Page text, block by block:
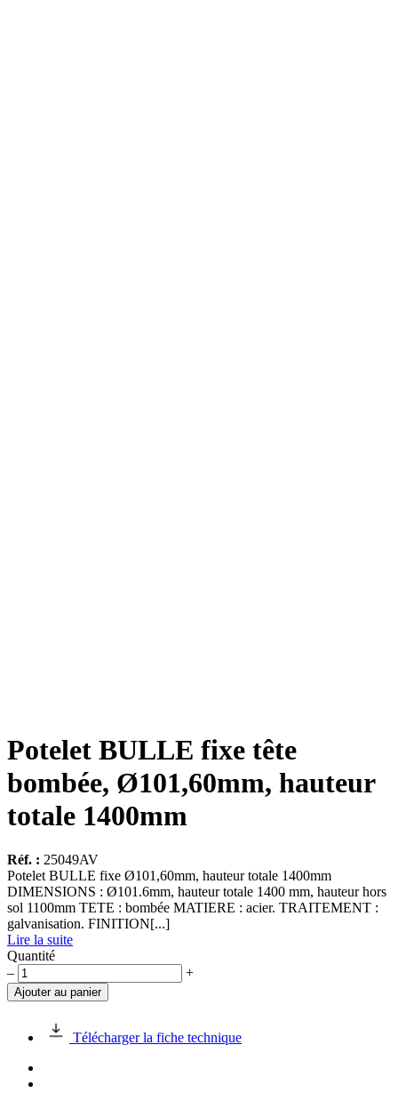
Potelet BULLE fixe tête
bombée, Ø101,60mm, hauteur
totale 1400mm
Réf. : 25049AV
Potelet BULLE fixe Ø101,60mm, hauteur totale 1400mm
DIMENSIONS : Ø101.6mm, hauteur totale 1400 mm, hauteur hors
sol 1100mm TETE : bombée MATIERE : acier. TRAITEMENT :
galvanisation. FINITION[...]
Lire la suite
Quantité
quantité
de
Potelet
bombée,
Ø101,60mm,
– +
Ajouter au panier
Télécharger la fiche technique